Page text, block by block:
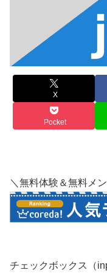
X
Pocket
＼無料体験＆無料メ
チェックボックス（